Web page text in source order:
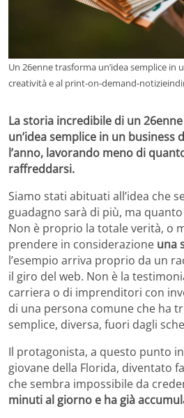
Un 26enne trasforma un’idea semplice in
creatività e al print-on-demand-
La storia incredibile di un
un’idea semplice in un business
l’anno, lavorando meno di
raffreddarsi.
Siamo stati abituati all’idea che
guadagno sarà di più, ma
Non è proprio la totale verità, o
prendere in considerazione una
l’esempio arriva proprio da un
il giro del web. Non è la
carriera o di imprenditori con
di una persona comune che ha
semplice, diversa, fuori dagli
Il protagonista, a questo punto
giovane della Florida, diventato
che sembra impossibile da
minuti al giorno e ha già